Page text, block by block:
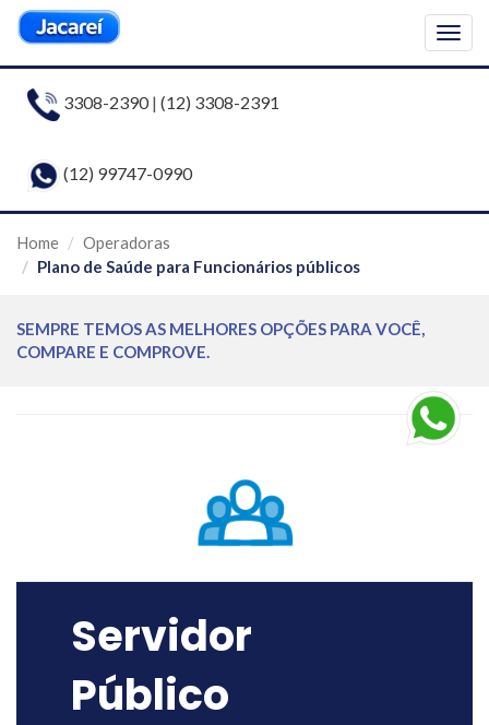
3308-2390| (12) 3308-2391
(12) 99747-0990
Home
Operadoras
Plano de Saúde para Funcionários públicos
SEMPRE TEMOS AS MELHORES OPÇÕES PARA VOCÊ,
COMPARE E COMPROVE.
Servidor
Público